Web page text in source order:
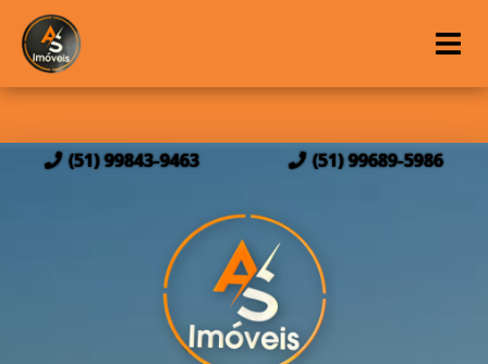
(51) 99843-9463 (51) 99689-5986